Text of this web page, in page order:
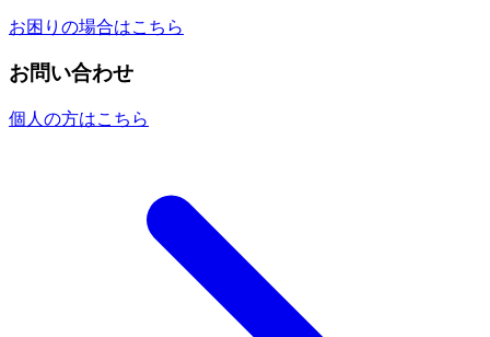
お困りの場合はこちら
お問い合わせ
個人の方はこちら